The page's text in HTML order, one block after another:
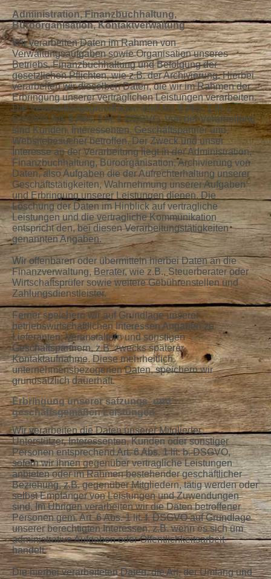
Administration, Finanzbuchhaltung,
Büroorganisation, Kontaktverwaltung
Wir verarbeiten Daten im Rahmen von
Verwaltungsaufgaben sowie Organisation unseres
Betriebs, Finanzbuchhaltung und Befolgung der
gesetzlichen Pflichten, wie z.B. der Archivierung. Hierbei
verarbeiten wir dieselben Daten, die wir im Rahmen der
Erbringung unserer vertraglichen Leistungen verarbeiten.
Die Verarbeitungsgrundlagen sind Art. 6 Abs. 1 lit. c.
DSGVO, Art. 6 Abs. 1 lit. f. DSGVO. Von der Verarbeitung
sind Kunden, Interessenten, Geschäftspartner und
Websitebesucher betroffen. Der Zweck und unser
Interesse an der Verarbeitung liegt in der Administration,
Finanzbuchhaltung, Büroorganisation, Archivierung von
Daten, also Aufgaben die der Aufrechterhaltung unserer
Geschäftstätigkeiten, Wahrnehmung unserer Aufgaben
und Erbringung unserer Leistungen dienen. Die
Löschung der Daten im Hinblick auf vertragliche
Leistungen und die vertragliche Kommunikation
entspricht den, bei diesen Verarbeitungstätigkeiten
genannten Angaben.
Wir offenbaren oder übermitteln hierbei Daten an die
Finanzverwaltung, Berater, wie z.B., Steuerberater oder
Wirtschaftsprüfer sowie weitere Gebührenstellen und
Zahlungsdienstleister.
Ferner speichern wir auf Grundlage unserer
betriebswirtschaftlichen Interessen Angaben zu
Lieferanten, Veranstaltern und sonstigen
Geschäftspartnern, z.B. zwecks späterer
Kontaktaufnahme. Diese mehrheitlich
unternehmensbezogenen Daten, speichern wir
grundsätzlich dauerhaft.
Erbringung unserer satzungs- und
geschäftsgemäßen Leistungen
Wir verarbeiten die Daten unserer Mitglieder,
Unterstützer, Interessenten, Kunden oder sonstiger
Personen entsprechend Art. 6 Abs. 1 lit. b. DSGVO,
sofern wir ihnen gegenüber vertragliche Leistungen
anbieten oder im Rahmen bestehender geschäftlicher
Beziehung, z.B. gegenüber Mitgliedern, tätig werden oder
selbst Empfänger von Leistungen und Zuwendungen
sind. Im Übrigen verarbeiten wir die Daten betroffener
Personen gem. Art. 6 Abs. 1 lit. f. DSGVO auf Grundlage
unserer berechtigten Interessen, z.B. wenn es sich um
administrative Aufgaben oder Öffentlichkeitsarbeit
handelt.
Die hierbei verarbeiteten Daten, die Art, der Umfang und